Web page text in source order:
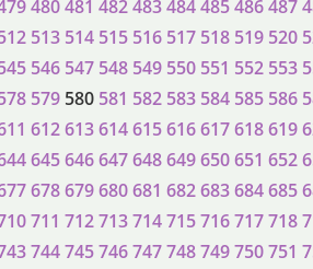
480481 482483484485486487
513 514 515 516 517 518 519 520
546 547 548 549 550 551 552 553
579 580 581 582 583 584 585 586
612613614615616617618619
645646647648649650651 652
678679680681 682683684685
711 712713714715716717718
744745746747748749750751